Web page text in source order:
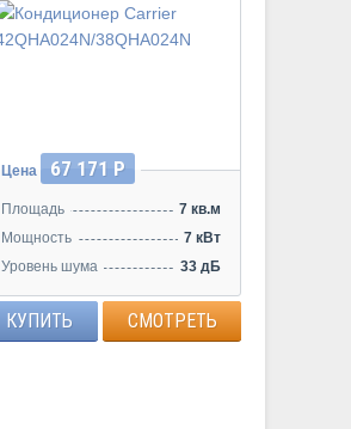
Цена 67 171 Р
Площадь
7 кв.м
Мощность
7 кВт
Уровень шума
33 дБ
КУПИТЬ СМОТРЕТЬ